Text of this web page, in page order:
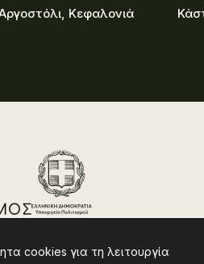
Κεφαλονιά
cookies για τη λειτουργία